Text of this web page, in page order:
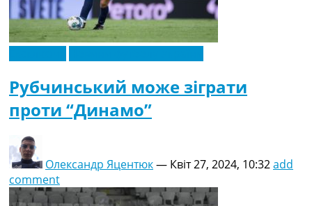
Рубчинський може зіграти
проти “Динамо”
Олександр Яцентюк— Квіт 27, 2024, 10:32add
comment